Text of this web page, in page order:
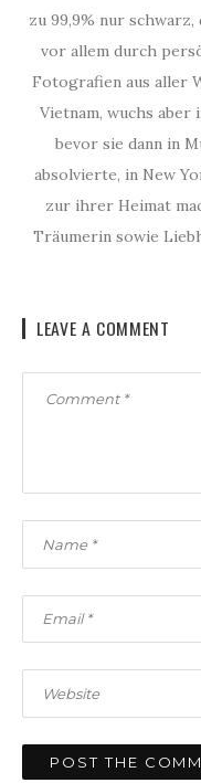
zu 99,9% nur
vor allem durch
Fotografien aus aller
Vietnam, wuchs aber
bevor sie dann in
absolvierte, in New
zur ihrer Heimat
Träumerin sowie
LEAVE A COMMENT